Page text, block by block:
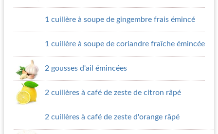
1 cuillère à soupe de gingembre frais émincé
1 cuillère à soupe de coriandre fraîche émincée
2 gousses d'ail émincées
2 cuillères à café de zeste de citron râpé
2 cuillères à café de zeste d'orange râpé